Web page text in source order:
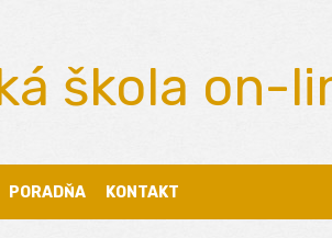
škola on-
PORADŇA KONTAKT